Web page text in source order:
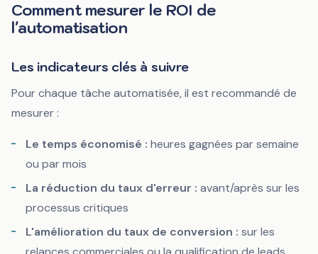
Comment mesurer le ROI de
l'automatisation
Les indicateurs clés à suivre
Pour chaque tâche automatisée, il est recommandé de
mesurer :
Le temps économisé : heures gagnées par semaine
ou par mois
La réduction du taux d'erreur : avant/après sur les
processus critiques
L'amélioration du taux de conversion : sur les